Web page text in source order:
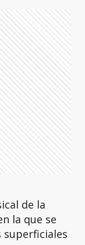
de la
la que se
superficiales